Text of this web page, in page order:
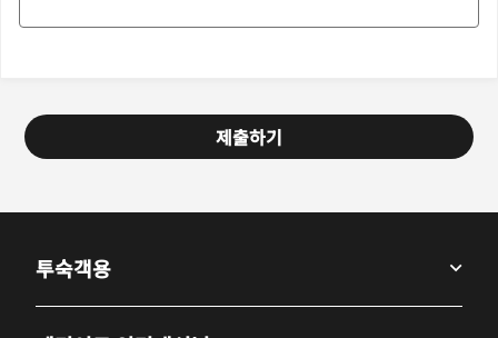
제출하기
투숙객용